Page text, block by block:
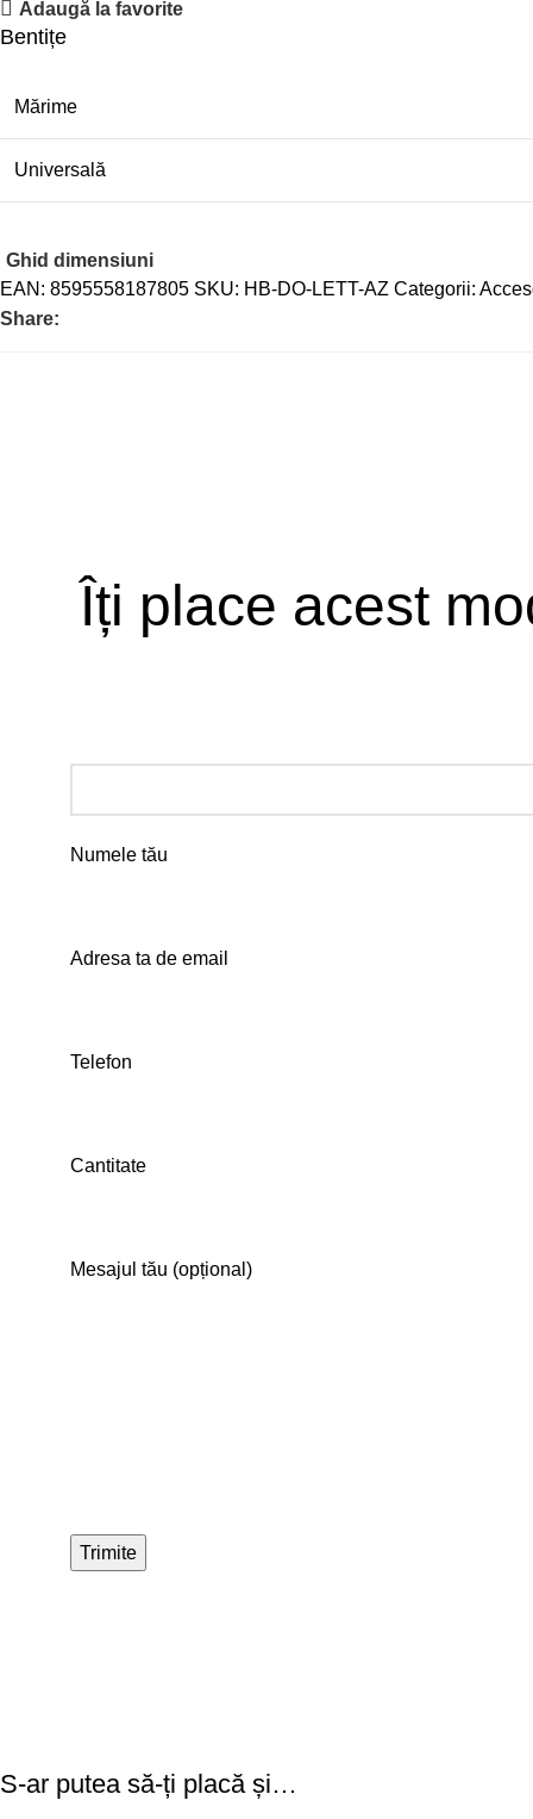
Adaugă la favorite
Bentițe
Mărime
Universală
Ghid dimensiuni
EAN: 8595558187805 SKU: HB-DO-LETT-AZ Categorii:
Share:
Îți place acest
Numele tău
Adresa ta de email
Telefon
Cantitate
Mesajul tău (opțional)
S-ar putea să-ți placă și…